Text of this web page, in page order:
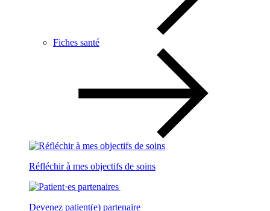
Fiches santé
Réfléchir à mes objectifs de soins
Devenez patient(e) partenaire